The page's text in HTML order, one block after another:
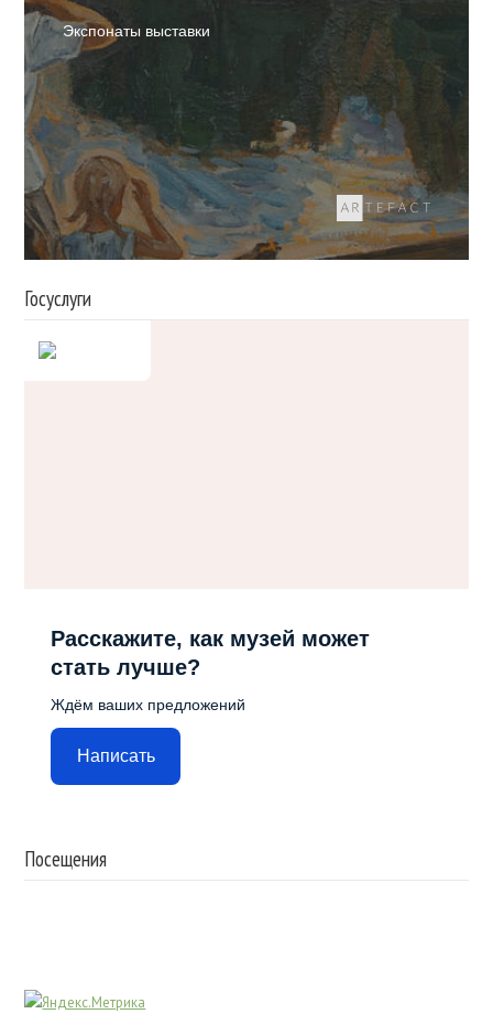
Экспонаты выставки
Госуслуги
Расскажите, как музей может
стать лучше?
Ждём ваших предложений
Написать
Посещения